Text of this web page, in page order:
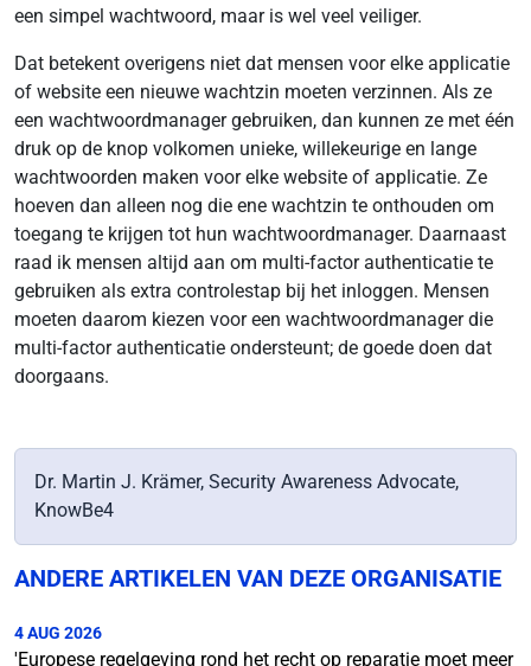
een simpel wachtwoord, maar is wel veel veiliger.
Dat betekent overigens niet dat mensen voor elke applicatie
of website een nieuwe wachtzin moeten verzinnen. Als ze
een wachtwoordmanager gebruiken, dan kunnen ze met één
druk op de knop volkomen unieke, willekeurige en lange
wachtwoorden maken voor elke website of applicatie. Ze
hoeven dan alleen nog die ene wachtzin te onthouden om
toegang te krijgen tot hun wachtwoordmanager. Daarnaast
raad ik mensen altijd aan om multi-factor authenticatie te
gebruiken als extra controlestap bij het inloggen. Mensen
moeten daarom kiezen voor een wachtwoordmanager die
multi-factor authenticatie ondersteunt; de goede doen dat
doorgaans.
Dr. Martin J. Krämer, Security Awareness Advocate,
KnowBe4
ANDERE ARTIKELEN VAN DEZE ORGANISATIE
4 AUG 2026
'Europese regelgeving rond het recht op reparatie moet meer